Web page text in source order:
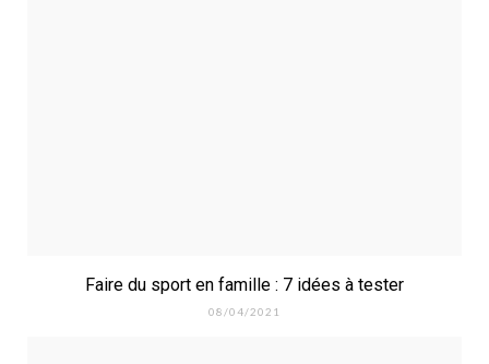
Faire du sport en famille : 7 idées à tester
08/04/2021